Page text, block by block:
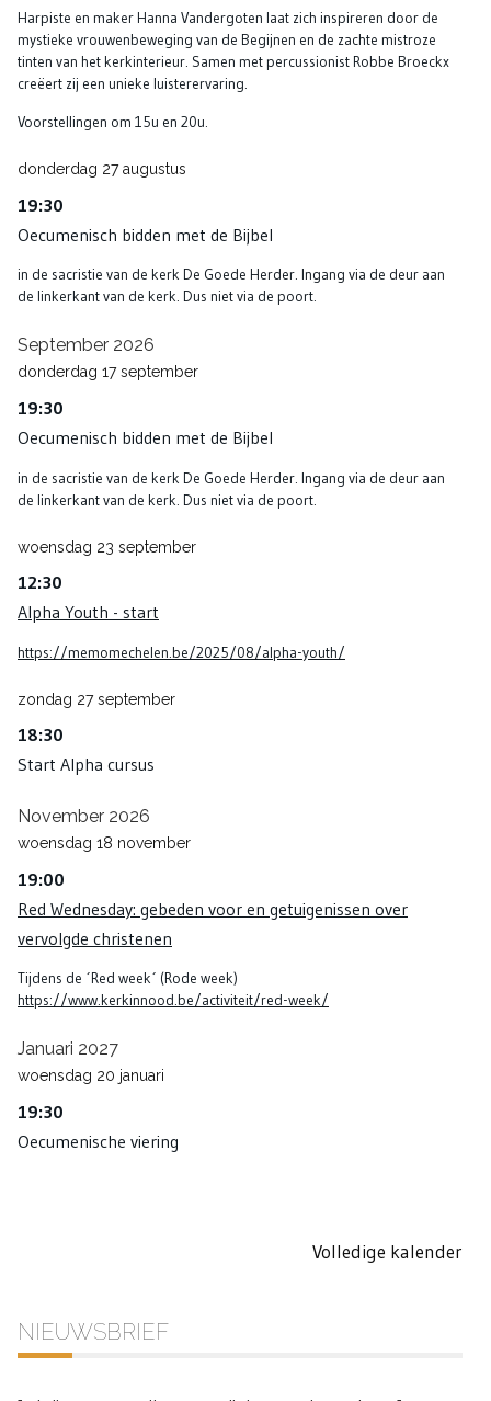
Harpiste en maker Hanna Vandergoten laat zich inspireren door de
mystieke vrouwenbeweging van de Begijnen en de zachte mistroze
tinten van het kerkinterieur. Samen met percussionist Robbe Broeckx
creëert zij een unieke luisterervaring.
Voorstellingen om 15u en 20u.
donderdag 27 augustus
19:30
Oecumenisch bidden met de Bijbel
in de sacristie van de kerk De Goede Herder. Ingang via de deur aan
de linkerkant van de kerk. Dus niet via de poort.
September 2026
donderdag 17 september
19:30
Oecumenisch bidden met de Bijbel
in de sacristie van de kerk De Goede Herder. Ingang via de deur aan
de linkerkant van de kerk. Dus niet via de poort.
woensdag 23 september
12:30
Alpha Youth - start
https://memomechelen.be/2025/08/alpha-youth/
zondag 27 september
18:30
Start Alpha cursus
November 2026
woensdag 18 november
19:00
Red Wednesday: gebeden voor en getuigenissen over
vervolgde christenen
Tijdens de ´Red week´ (Rode week)
https://www.kerkinnood.be/activiteit/red-week/
Januari 2027
woensdag 20 januari
19:30
Oecumenische viering
Volledige kalender
NIEUWSBRIEF